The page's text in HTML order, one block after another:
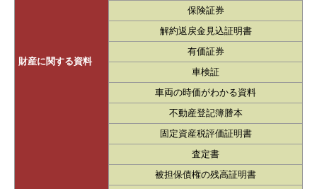
財産に関する資料
保険証券
解約返戻金見込証明書
有価証券
車検証
車両の時価がわかる資料
不動産登記簿謄本
固定資産税評価証明書
査定書
被担保債権の残高証明書